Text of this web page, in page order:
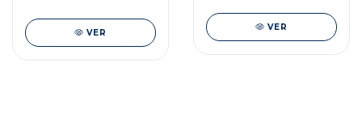
VER
VER